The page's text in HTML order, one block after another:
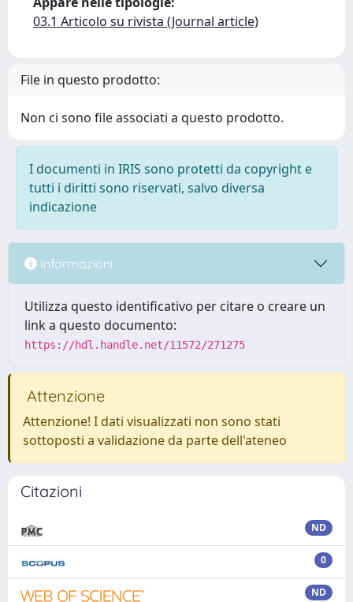
03.1 Articolo su rivista (Journal article)
File in questo prodotto:
Non ci sono file associati a questo prodotto.
I documenti in IRIS sono protetti da copyright e
tutti i diritti sono riservati, salvo diversa
indicazione
Informazioni
Utilizza questo identificativo per citare o creare un
link a questo documento:
https://hdl.handle.net/11572/271275
Attenzione
Attenzione! I dati visualizzati non sono stati
sottoposti a validazione da parte dell'ateneo
Citazioni
ND
0
ND